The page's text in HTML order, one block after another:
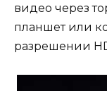
видео через
планшет или
разрешении